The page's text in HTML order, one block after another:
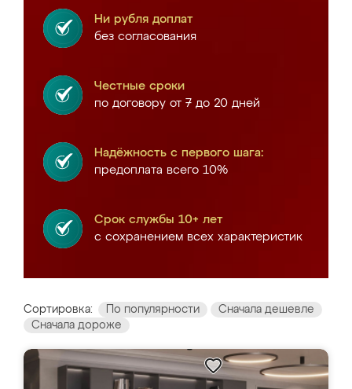
Ни рубля доплат
без согласования
Честные сроки
по договору от 7 до 20 дней
Надёжность с первого шага:
предоплата всего 10%
Срок службы 10+ лет
с сохранением всех характеристик
Сортировка: По популярности
Сначала дешевле
Сначала дороже